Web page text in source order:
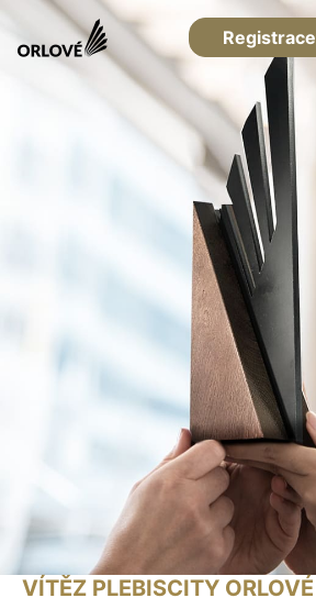
Registrace
VÍTĚZ PLEBISCITY ORLOVÉ